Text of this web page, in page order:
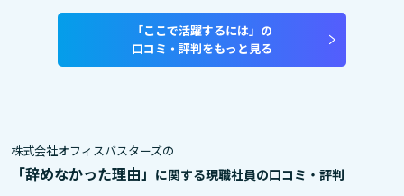
「ここで活躍するには」の
口コミ・評判をもっと見る
株式会社オフィスバスターズの
「辞めなかった理由」 に関する現職社員の口コミ・評判